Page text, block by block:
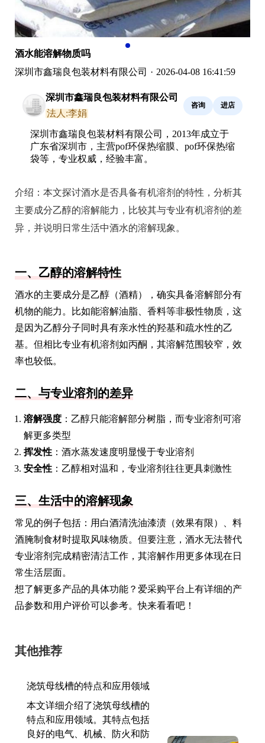
酒水能溶解物质吗
深圳市鑫瑞良包装材料有限公司 · 2026-04-08 16:41:59
深圳市鑫瑞良包装材料有限公司
法人:李娟
咨询 进店
深圳市鑫瑞良包装材料有限公司，2013年成立于
广东省深圳市，主营pof环保热缩膜、pof环保热缩
袋等，专业权威，经验丰富。
介绍： 本文探讨酒水是否具备有机溶剂的特性，分析其
主要成分乙醇的溶解能力，比较其与专业有机溶剂的差
异，并说明日常生活中酒水的溶解现象。
一、乙醇的溶解特性
酒水的主要成分是乙醇（酒精），确实具备溶解部分有
机物的能力。比如能溶解油脂、香料等非极性物质，这
是因为乙醇分子同时具有亲水性的羟基和疏水性的乙
基。但相比专业有机溶剂如丙酮，其溶解范围较窄，效
率也较低。
二、与专业溶剂的差异
溶解强度 ：乙醇只能溶解部分树脂，而专业溶剂可溶
解更多类型
挥发性 ：酒水蒸发速度明显慢于专业溶剂
安全性 ：乙醇相对温和，专业溶剂往往更具刺激性
三、生活中的溶解现象
常见的例子包括：用白酒清洗油漆渍（效果有限）、料
酒腌制食材时提取风味物质。但要注意，酒水无法替代
专业溶剂完成精密清洁工作，其溶解作用更多体现在日
常生活层面。
想了解更多产品的具体功能？爱采购平台上有详细的产
品参数和用户评价可以参考。快来看看吧！
其他推荐
浇筑母线槽的特点和应用领域
本文详细介绍了浇筑母线槽的
特点和应用领域。其特点包括
良好的电气、机械、防火和防